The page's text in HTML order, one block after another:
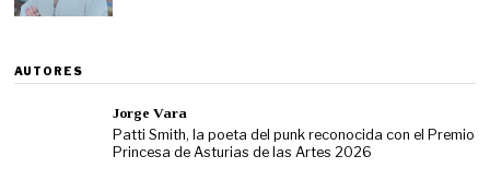
AUTORES
Jorge Vara
Patti Smith, la poeta del punk reconocida con el Premio
Princesa de Asturias de las Artes 2026